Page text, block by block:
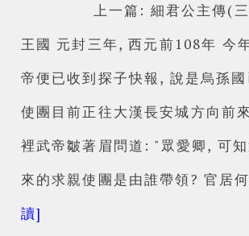
上一篇: 細君公主傳(
王國 元封三年, 西元前108年 今
帝便已收到探子快報, 說是烏孫
使團目前正往大漢長安城方向前
裡武帝皺著眉問道: "眾愛卿, 可
來的求親使團是由誰帶領? 官居
讀]